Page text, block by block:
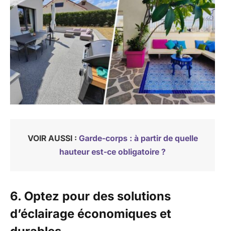
VOIR AUSSI : Garde-corps : à partir de quelle
hauteur est-ce obligatoire ?
6. Optez pour des solutions
d’éclairage économiques et